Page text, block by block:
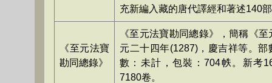
充新編入藏的唐代譯經和著述140
《至元法寶
勘同總錄》
《至元法寶勘同總錄》，簡稱《
元二十四年(1287)，慶吉祥等。部
數：未計，包裝：704帙。新考
7180卷。